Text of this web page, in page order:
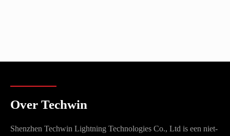
Over Techwin
Shenzhen Techwin Lightning Technologies Co., Ltd is een niet-